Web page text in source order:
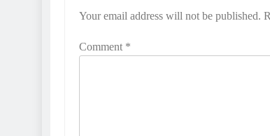
Your email address will not be published.
Comment *